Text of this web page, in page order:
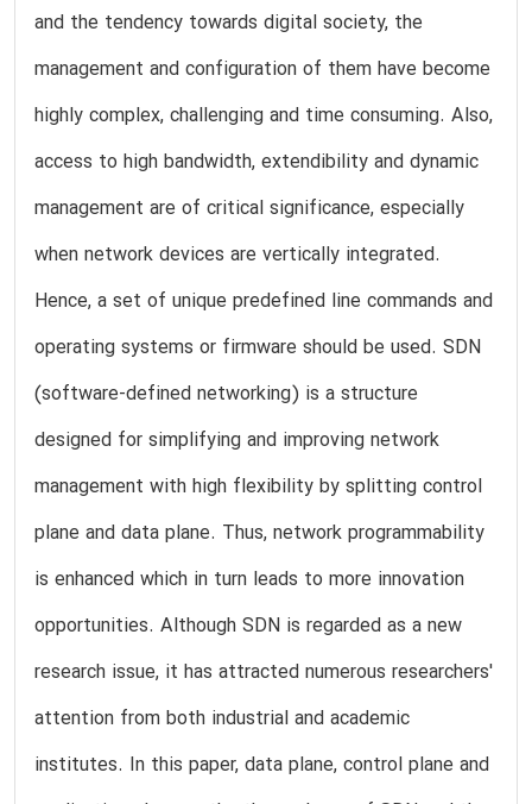
and the tendency towards digital society, the
management and configuration of them have become
highly complex, challenging and time consuming. Also,
access to high bandwidth, extendibility and dynamic
management are of critical significance, especially
when network devices are vertically integrated.
Hence, a set of unique predefined line commands and
operating systems or firmware should be used. SDN
(software-defined networking) is a structure
designed for simplifying and improving network
management with high flexibility by splitting control
plane and data plane. Thus, network programmability
is enhanced which in turn leads to more innovation
opportunities. Although SDN is regarded as a new
research issue, it has attracted numerous researchers'
attention from both industrial and academic
institutes. In this paper, data plane, control plane and